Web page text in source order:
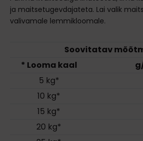
ja maitsetugevdajateta. Lai valik
valivamale lemmikloomale.
Soovitatav
* Looma kaal
5 kg*
10 kg*
15 kg*
20 kg*